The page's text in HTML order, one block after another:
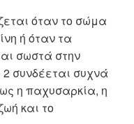
όταν το σώμα
ή όταν τα
σωστά στην
2 συνδέεται συχνά
η παχυσαρκία, η
και το